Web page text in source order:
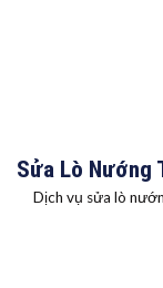
Sửa Lò Nướng
Dịch vụ sửa lò